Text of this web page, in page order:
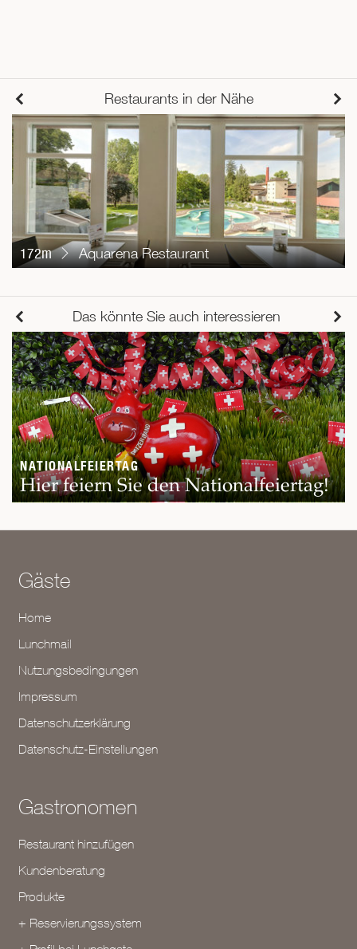
Restaurants in der Nähe
172m Aquarena Restaurant
Das könnte Sie auch interessieren
NATIONALFEIERTAG
Hier feiern Sie den Nationalfeiertag!
Gäste
Home
Lunchmail
Nutzungsbedingungen
Impressum
Datenschutzerklärung
Datenschutz-Einstellungen
Gastronomen
Restaurant hinzufügen
Kundenberatung
Produkte
+ Reservierungssystem